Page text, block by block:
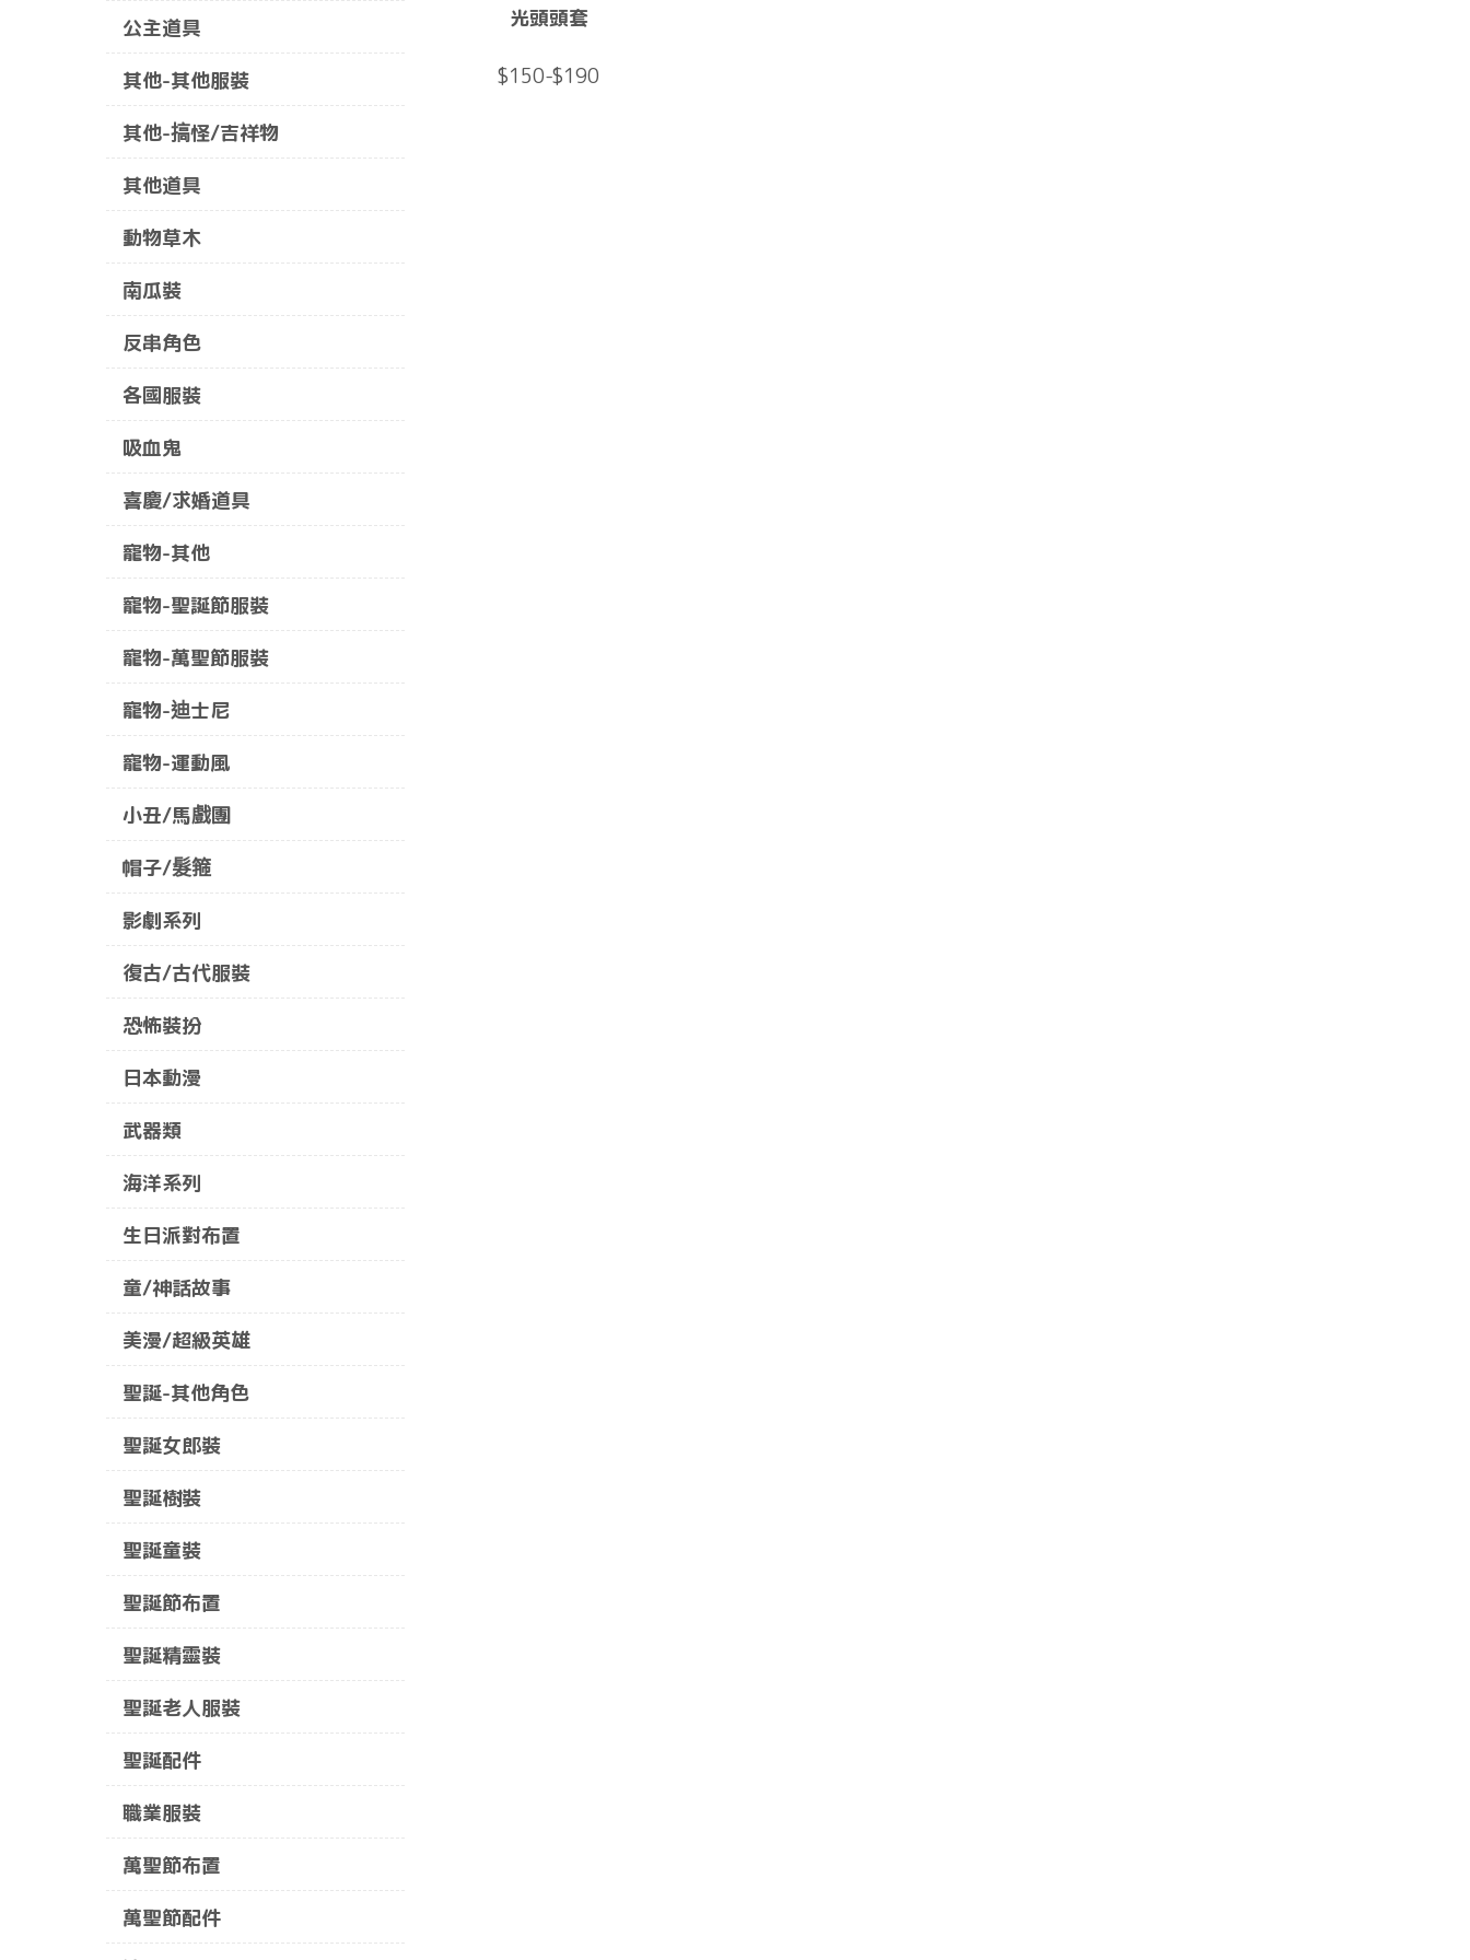
公主道具
其他-其他服裝
其他-搞怪/吉祥物
其他道具
動物草木
南瓜裝
反串角色
各國服裝
吸血鬼
喜慶/求婚道具
寵物-其他
寵物-聖誕節服裝
寵物-萬聖節服裝
寵物-迪士尼
寵物-運動風
小丑/馬戲團
帽子/髮箍
影劇系列
復古/古代服裝
恐怖裝扮
日本動漫
武器類
海洋系列
生日派對布置
童/神話故事
美漫/超級英雄
聖誕-其他角色
聖誕女郎裝
聖誕樹裝
聖誕童裝
聖誕節布置
聖誕精靈裝
聖誕老人服裝
聖誕配件
職業服裝
萬聖節布置
萬聖節配件
光頭頭套
$150-$190